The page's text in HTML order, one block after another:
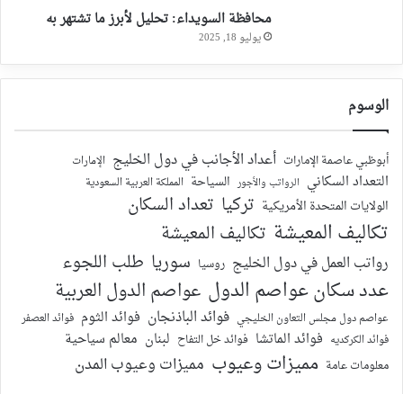
محافظة السويداء: تحليل لأبرز ما تشتهر به
يوليو 18, 2025
الوسوم
أبوظبي عاصمة الإمارات أعداد الأجانب في دول الخليج الإمارات
التعداد السكاني الرواتب والأجور السياحة المملكة العربية السعودية
الولايات المتحدة الأمريكية تركيا تعداد السكان
تكاليف المعيشة تكاليف المعيشة
رواتب العمل في دول الخليج روسيا سوريا طلب اللجوء
عدد سكان عواصم الدول عواصم الدول العربية
عواصم دول مجلس التعاون الخليجي فوائد الباذنجان فوائد الثوم فوائد العصفر
فوائد الكركديه فوائد الماتشا فوائد خل التفاح لبنان معالم سياحية
معلومات عامة مميزات وعيوب مميزات وعيوب المدن